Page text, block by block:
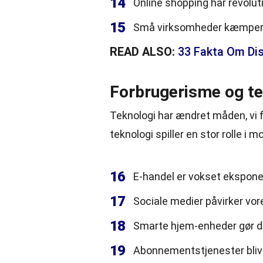
Online shopping har
15 Små virksomheder
READ ALSO: 33 Fakta Om
Forbrugerisme og
Teknologi har ændret måden, vi
teknologi spiller en stor rolle i
16 E-handel er vokset
17 Sociale medier påvirker
18 Smarte hjem-enheder gør
19 Abonnementstjenester